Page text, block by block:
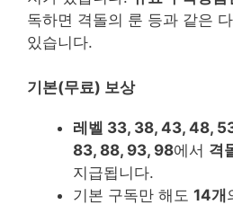
독하면 격돌의 룬 등과 같은
있습니다.
기본(무료) 보상
레벨 33, 38, 43, 48,
83, 88, 93, 98에서 격
지급됩니다.
기본 구독만 해도 14개